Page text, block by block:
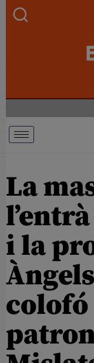
La
i la
colofó